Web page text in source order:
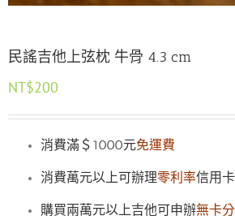
民謠吉他上弦枕 牛骨 4.3 cm
NT$200
消費滿＄1000元免運費
消費萬元以上可辦理零利率信用
購買兩萬元以上吉他可申辦無卡